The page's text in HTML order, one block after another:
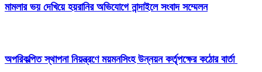
মামলার ভয় দেখিয়ে হয়রানির অভিযোগে নান্দাইলে সংবাদ সম্মেলন
অপরিকল্পিত স্থাপনা নিয়ন্ত্রণে ময়মনসিংহ উন্নয়ন কর্তৃপক্ষের কঠোর বার্তা